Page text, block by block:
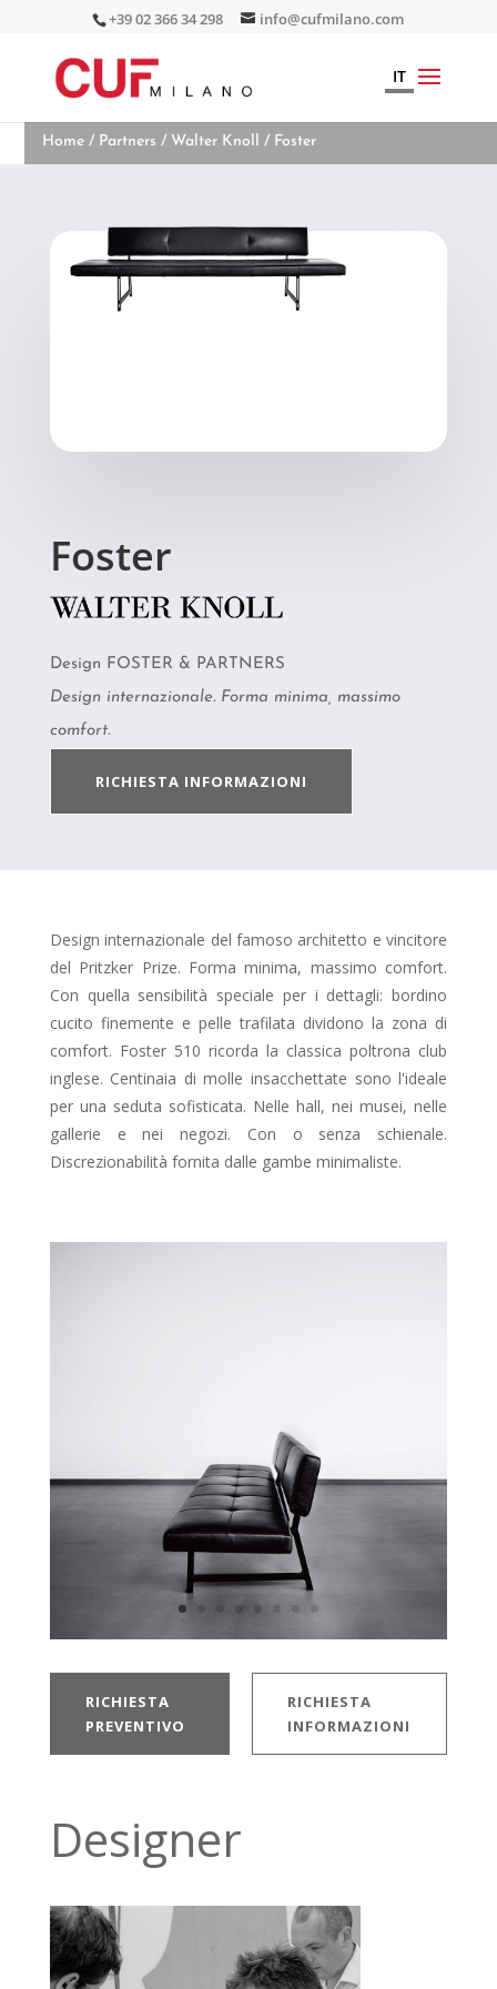
+39 02 366 34 298 info@cufmilano.com
IT
Home / Partners / Walter Knoll / Foster
Foster
Design FOSTER & PARTNERS
Design internazionale. Forma minima, massimo
comfort.
RICHIESTA INFORMAZIONI
Design internazionale del famoso architetto e vincitore
del Pritzker Prize. Forma minima, massimo comfort.
Con quella sensibilità speciale per i dettagli: bordino
cucito finemente e pelle trafilata dividono la zona di
comfort. Foster 510 ricorda la classica poltrona club
inglese. Centinaia di molle insacchettate sono l'ideale
per una seduta sofisticata. Nelle hall, nei musei, nelle
gallerie e nei negozi. Con o senza schienale.
Discrezionabilità fornita dalle gambe minimaliste.
RICHIESTA
PREVENTIVO
RICHIESTA
INFORMAZIONI
Designer